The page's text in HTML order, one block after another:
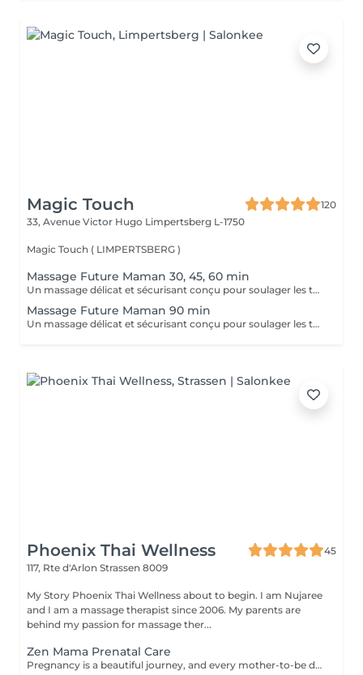
Magic Touch
120
33, Avenue Victor Hugo Limpertsberg L-1750
Magic Touch ( LIMPERTSBERG )
Massage Future Maman 30, 45, 60 min
Un massage délicat et sécurisant conçu pour soulager les tensions et apporter un moment de bien-être durant la grossesse.
Massage Future Maman 90 min
Un massage délicat et sécurisant conçu pour soulager les tensions et apporter un moment de bien-être durant la grossesse.
Phoenix Thai Wellness
45
117, Rte d'Arlon Strassen 8009
My Story Phoenix Thai Wellness about to begin. I am Nujaree
and I am a massage therapist since 2006. My parents are
behind my passion for massage ther...
Zen Mama Prenatal Care
Pregnancy is a beautiful journey, and every mother-to-be deserves a moment of peaceful recovery. Our Zen Mama Prenatal Care is designed to gently ease muscular tension, promote overall physical comfort, and give you the quiet moment of reflection you deserve. Safe, professional, and deeply relaxing. Available for 13+ weeks of pregnancy. Special Note: This gentle wellness experience is exclusively available for mothers in their second and third trimesters (13 weeks and above). We recommend consulting your personal advisor or doctor before your first visit.